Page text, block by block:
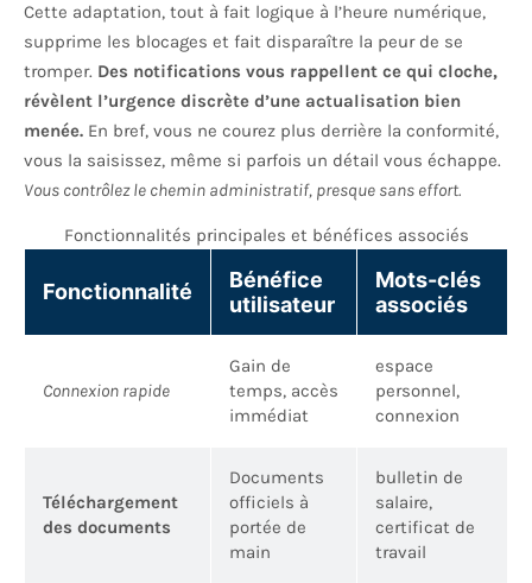
Cette adaptation, tout à fait logique à l’heure numérique,
supprime les blocages et fait disparaître la peur de se
tromper. Des notifications vous rappellent ce qui cloche,
révèlent l’urgence discrète d’une actualisation bien
menée. En bref, vous ne courez plus derrière la conformité,
vous la saisissez, même si parfois un détail vous échappe.
Vous contrôlez le chemin administratif, presque sans effort.
Fonctionnalités principales et bénéfices associés
Fonctionnalité
Bénéfice
utilisateur
Mots-clés
associés
Connexion rapide
Gain de
temps, accès
immédiat
espace
personnel,
connexion
Téléchargement
des documents
Documents
officiels à
portée de
main
bulletin de
salaire,
certificat de
travail